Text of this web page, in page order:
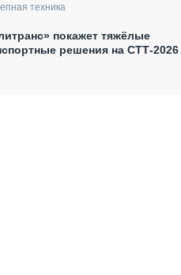
техника
покажет тяжёлые
решения на СТТ-2026